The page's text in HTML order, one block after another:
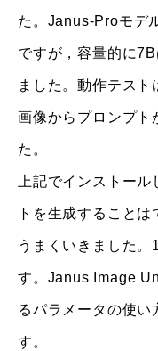
た。Janus-Proモデ
ですが，容量的に
ました。動作テス
画像からプロンプト
た。
上記でインストー
トを生成すること
うまくいきました
す。Janus Image
るパラメータの使
す。